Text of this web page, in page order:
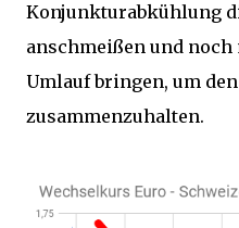
Konjunkturabkühlung
anschmeißen und
Umlauf bringen, um
zusammenzuhalten.